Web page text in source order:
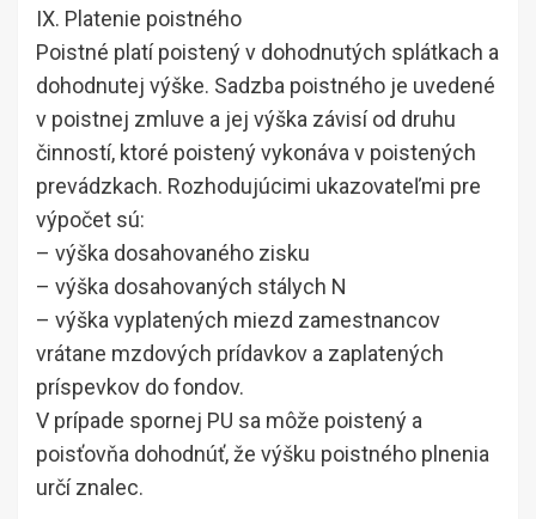
IX. Platenie poistného
Poistné platí poistený v dohodnutých splátkach a
dohodnutej výške. Sadzba poistného je uvedené
v poistnej zmluve a jej výška závisí od druhu
činností, ktoré poistený vykonáva v poistených
prevádzkach. Rozhodujúcimi ukazovateľmi pre
výpočet sú:
– výška dosahovaného zisku
– výška dosahovaných stálych N
– výška vyplatených miezd zamestnancov
vrátane mzdových prídavkov a zaplatených
príspevkov do fondov.
V prípade spornej PU sa môže poistený a
poisťovňa dohodnúť, že výšku poistného plnenia
určí znalec.